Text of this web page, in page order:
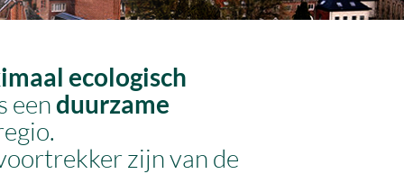
ecologisch
eenduurzame
zijn van de